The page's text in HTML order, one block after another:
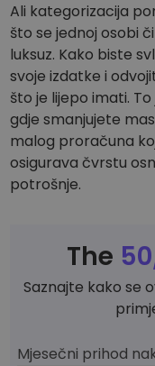
Ali kategorizacija
što se jednoj osobi
luksuz. Kako biste
svoje izdatke i
što je lijepo imati.
gdje smanjujete
malog proračuna
osigurava čvrstu
potrošnje.
The
Saznajte kako se
Mjesečni prihod